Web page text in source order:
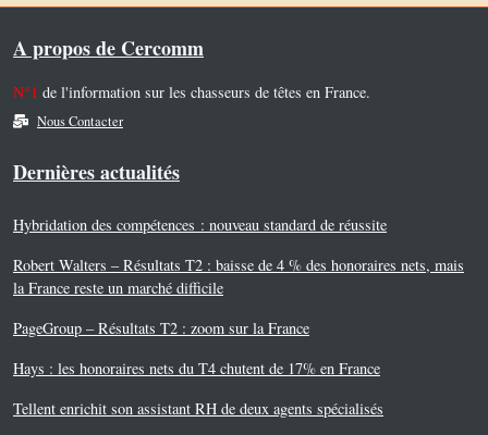
A propos de Cercomm
N°1 de l'information sur les chasseurs de têtes en France.
Nous Contacter
Dernières actualités
Hybridation des compétences : nouveau standard de réussite
Robert Walters – Résultats T2 : baisse de 4 % des honoraires nets, mais
la France reste un marché difficile
PageGroup – Résultats T2 : zoom sur la France
Hays : les honoraires nets du T4 chutent de 17% en France
Tellent enrichit son assistant RH de deux agents spécialisés